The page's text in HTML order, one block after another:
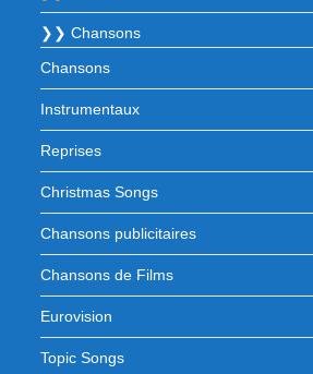
❯❯ Chansons
Chansons
Instrumentaux
Reprises
Christmas Songs
Chansons publicitaires
Chansons de Films
Eurovision
Topic Songs